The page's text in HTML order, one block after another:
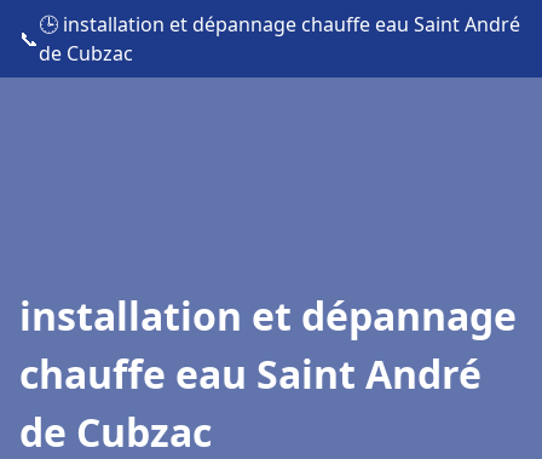
📞
🕒 installation et dépannage chauffe eau Saint André
de Cubzac
installation et dépannage
chauffe eau Saint André
de Cubzac